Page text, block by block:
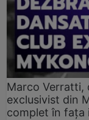
Marco Verratti,
exclusivist din
complet în fața